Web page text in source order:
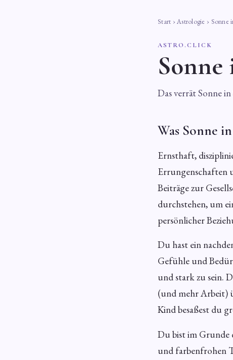
Start ›Astrologie › Sonne
ASTRO.CLICK
Das verrät Sonne
Was Sonne
Ernsthaft,
Errungenschaften
Beiträge zur
durchstehen, um
persönlicher
Du hast ein
Gefühle und
und stark zu sein.
(und mehr Arbeit)
Kind besaßest du
Du bist im Grunde
und farbenfrohen